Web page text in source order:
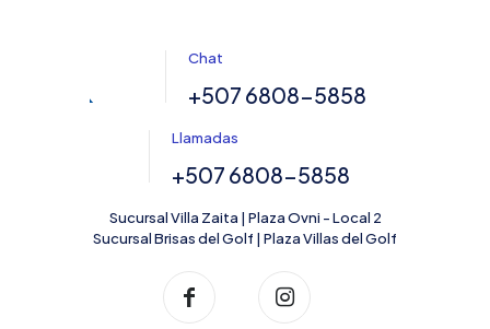
Chat
+507 6808-5858
Llamadas
+507 6808-5858
Sucursal Villa Zaita | Plaza Ovni - Local 2
Sucursal Brisas del Golf | Plaza Villas del Golf